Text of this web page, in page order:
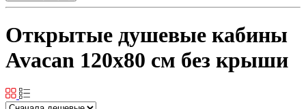
Открытые душевые кабины
Avacan 120x80 см без крыши